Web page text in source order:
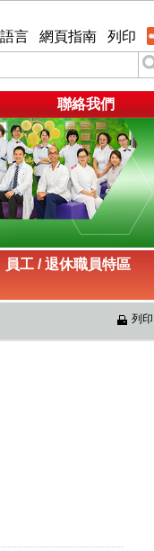
言 網頁指南 列印
聯絡我們
員工 / 退休職員特區
列印